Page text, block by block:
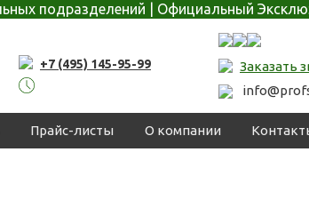
подразделений | Официальный
+7 (495) 145-95-99
Заказать
Прайс-листы О компании